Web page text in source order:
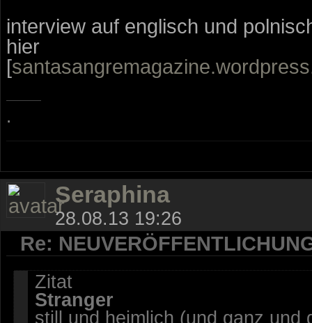
interview auf englisch und
hier
[
.
Seraphina
28.08.13 19:26
Re:
Zitat
Stranger
still und heimlich (und ganz und